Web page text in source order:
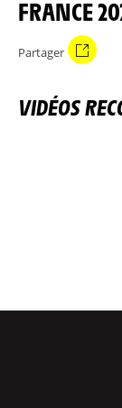
FRANCE
Partager
VIDÉOS